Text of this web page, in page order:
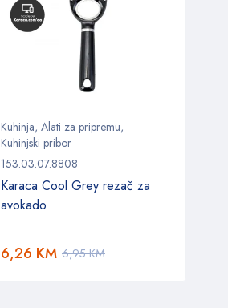
Kuhinja, Alati za pripremu,
Kuhinjski pribor
153.03.07.8808
Karaca Cool Grey rezač za
avokado
6,95KM
6,26 KM